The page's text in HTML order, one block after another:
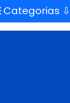
Categorias ⇩